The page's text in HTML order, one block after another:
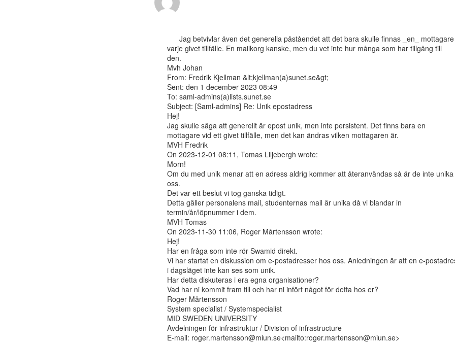
varje givet tillfälle. En mailkorg kanske, men du vet inte hur många som har tillgång till
den.
Mvh Johan
From: Fredrik Kjellman &lt;kjellman(a)sunet.se&gt;
Sent: den 1 december 2023 08:49
To: saml-admins(a)lists.sunet.se
Subject: [Saml-admins] Re: Unik epostadress
Hej!
Jag skulle säga att generellt är epost unik, men inte persistent. Det finns bara en
mottagare vid ett givet tillfälle, men det kan ändras vilken mottagaren är.
MVH Fredrik
On 2023-12-01 08:11, Tomas Liljebergh wrote:
Morn!
Om du med unik menar att en adress aldrig kommer att återanvändas så är de inte
oss.
Det var ett beslut vi tog ganska tidigt.
Detta gäller personalens mail, studenternas mail är unika då vi blandar in
termin/år/löpnummer i dem.
MVH Tomas
On 2023-11-30 11:06, Roger Mårtensson wrote:
Hej!
Har en fråga som inte rör Swamid direkt.
Vi har startat en diskussion om e-postadresser hos oss. Anledningen är att en e-
i dagsläget inte kan ses som unik.
Har detta diskuteras i era egna organisationer?
Vad har ni kommit fram till och har ni infört något för detta hos er?
Roger Mårtensson
System specialist / Systemspecialist
MID SWEDEN UNIVERSITY
Avdelningen för infrastruktur / Division of infrastructure
E-mail: roger.martensson@miun.se<mailto:roger.martensson@miun.se>